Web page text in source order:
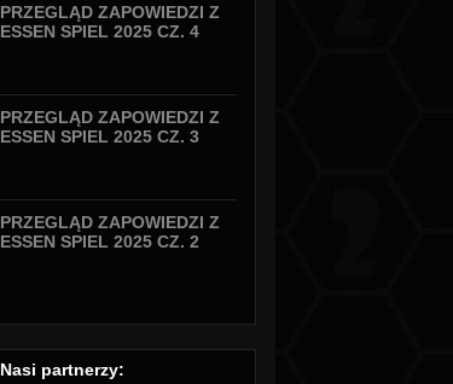
PRZEGLĄD ZAPOWIEDZI Z
ESSEN SPIEL 2025 CZ. 4
PRZEGLĄD ZAPOWIEDZI Z
ESSEN SPIEL 2025 CZ. 3
PRZEGLĄD ZAPOWIEDZI Z
ESSEN SPIEL 2025 CZ. 2
Nasi partnerzy: